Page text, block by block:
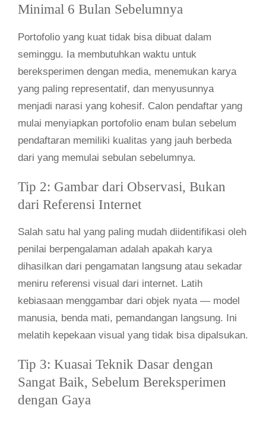
Minimal 6 Bulan Sebelumnya
Portofolio yang kuat tidak bisa dibuat dalam
seminggu. Ia membutuhkan waktu untuk
bereksperimen dengan media, menemukan karya
yang paling representatif, dan menyusunnya
menjadi narasi yang kohesif. Calon pendaftar yang
mulai menyiapkan portofolio enam bulan sebelum
pendaftaran memiliki kualitas yang jauh berbeda
dari yang memulai sebulan sebelumnya.
Tip 2: Gambar dari Observasi, Bukan
dari Referensi Internet
Salah satu hal yang paling mudah diidentifikasi oleh
penilai berpengalaman adalah apakah karya
dihasilkan dari pengamatan langsung atau sekadar
meniru referensi visual dari internet. Latih
kebiasaan menggambar dari objek nyata — model
manusia, benda mati, pemandangan langsung. Ini
melatih kepekaan visual yang tidak bisa dipalsukan.
Tip 3: Kuasai Teknik Dasar dengan
Sangat Baik, Sebelum Bereksperimen
dengan Gaya